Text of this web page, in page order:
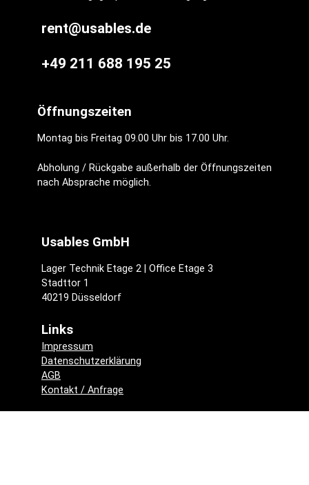
rent@usables.de
+49 211 688 195 25
Öffnungszeiten
Montag bis Freitag 09.00 Uhr bis 17.00 Uhr.
Abholung / Rückgabe außerhalb der Öffnungszeiten
nach Absprache möglich.
Usables GmbH
Lager Technik Etage 2 | Office Etage 3
Stadttor 1
40219 Düsseldorf
Links
Impressum
Datenschutzerklärung
AGB
Kontakt / Anfrage